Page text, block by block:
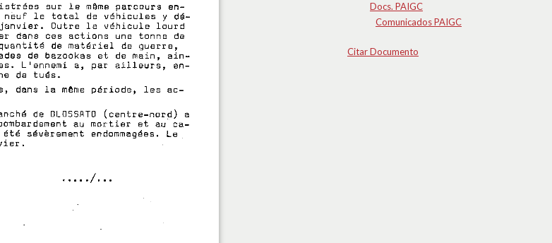
Docs. PAIGC
Comunicados PAIGC
Citar Documento